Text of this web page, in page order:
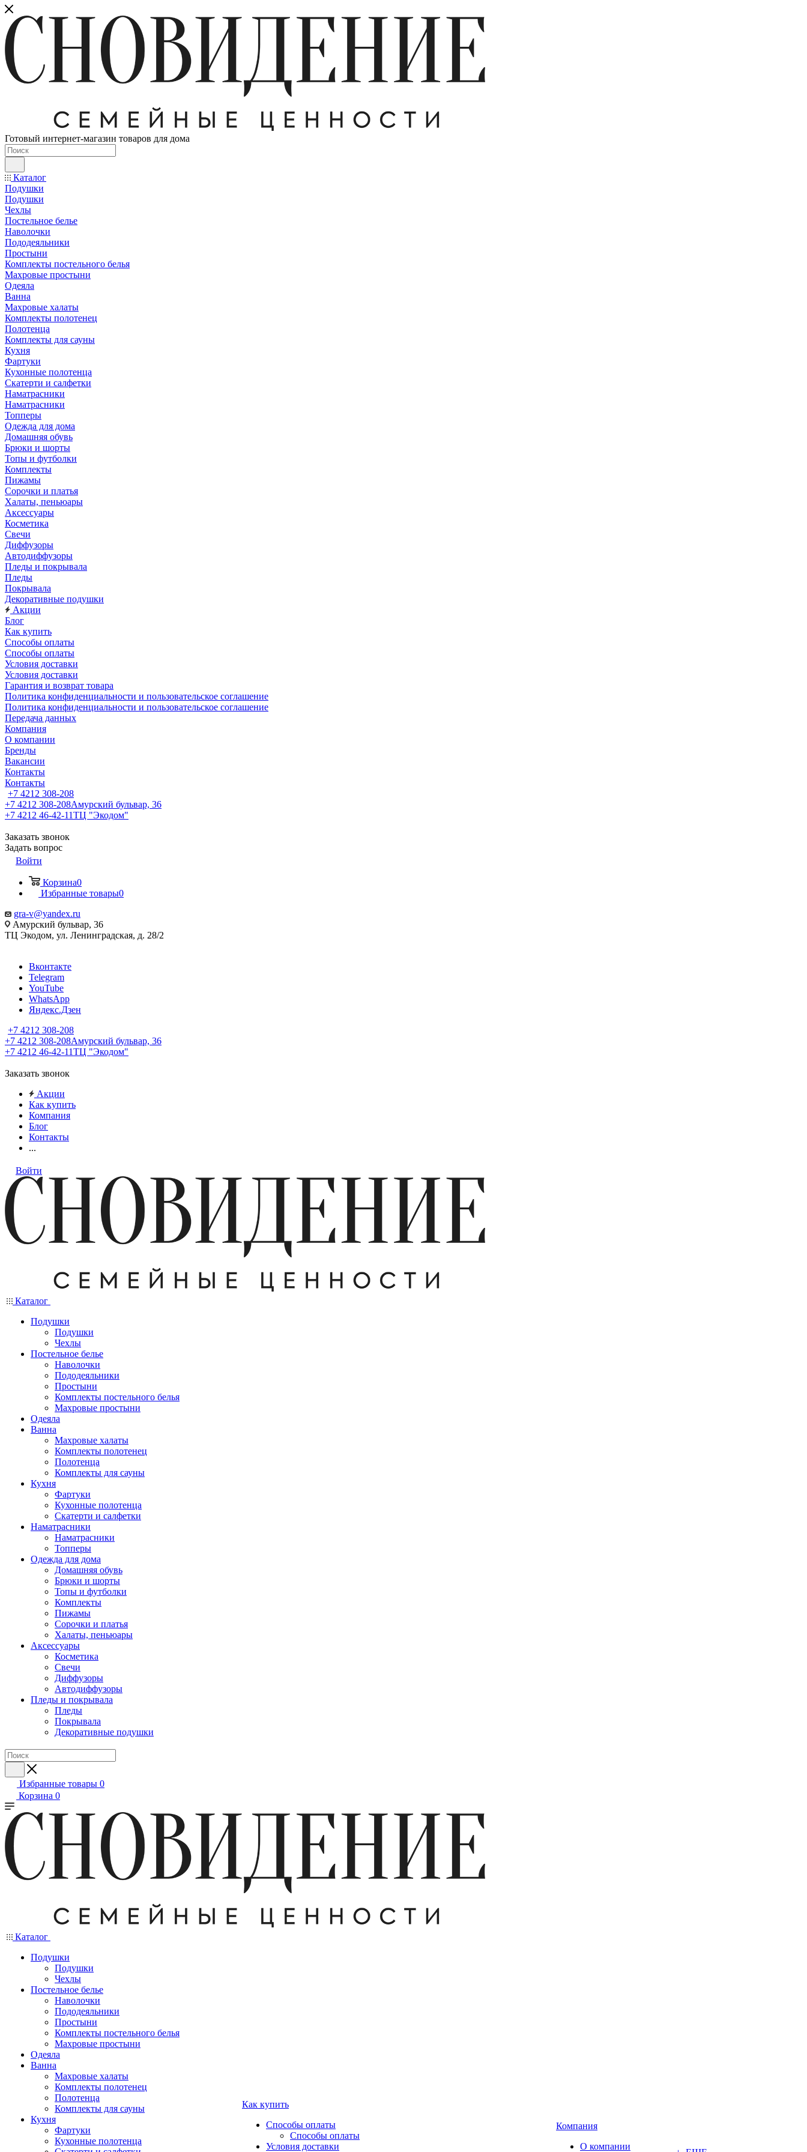
Готовый интернет-магазин товаров для дома
Каталог
Подушки
Подушки
Чехлы
Постельное белье
Наволочки
Пододеяльники
Простыни
Комплекты постельного белья
Махровые простыни
Одеяла
Ванна
Махровые халаты
Комплекты полотенец
Полотенца
Комплекты для сауны
Кухня
Фартуки
Кухонные полотенца
Скатерти и салфетки
Наматрасники
Наматрасники
Топперы
Одежда для дома
Домашняя обувь
Брюки и шорты
Топы и футболки
Комплекты
Пижамы
Сорочки и платья
Халаты, пеньюары
Аксессуары
Косметика
Свечи
Диффузоры
Автодиффузоры
Пледы и покрывала
Пледы
Покрывала
Декоративные подушки
Акции
Блог
Как купить
Способы оплаты
Способы оплаты
Условия доставки
Условия доставки
Гарантия и возврат товара
Политика конфиденциальности и пользовательское соглашение
Политика конфиденциальности и пользовательское соглашение
Передача данных
Компания
О компании
Бренды
Вакансии
Контакты
Контакты
+7 4212 308-208
+7 4212 308-208Амурский бульвар, 36
+7 4212 46-42-11ТЦ "Экодом"
Заказать звонок
Задать вопрос
Войти
Корзина0
Избранные товары0
gra-v@yandex.ru
Амурский бульвар, 36
ТЦ Экодом, ул. Ленинградская, д. 28/2
Вконтакте
Telegram
YouTube
WhatsApp
Яндекс.Дзен
+7 4212 308-208
+7 4212 308-208Амурский бульвар, 36
+7 4212 46-42-11ТЦ "Экодом"
Заказать звонок
Акции
Как купить
Компания
Блог
Контакты
...
Войти
Каталог
Подушки
Подушки
Чехлы
Постельное белье
Наволочки
Пододеяльники
Простыни
Комплекты постельного белья
Махровые простыни
Одеяла
Ванна
Махровые халаты
Комплекты полотенец
Полотенца
Комплекты для сауны
Кухня
Фартуки
Кухонные полотенца
Скатерти и салфетки
Наматрасники
Наматрасники
Топперы
Одежда для дома
Домашняя обувь
Брюки и шорты
Топы и футболки
Комплекты
Пижамы
Сорочки и платья
Халаты, пеньюары
Аксессуары
Косметика
Свечи
Диффузоры
Автодиффузоры
Пледы и покрывала
Пледы
Покрывала
Декоративные подушки
Избранные товары 0
Корзина 0
Каталог
Подушки
Подушки
Чехлы
Постельное белье
Наволочки
Пододеяльники
Простыни
Комплекты постельного белья
Махровые простыни
Одеяла
Ванна
Махровые халаты
Комплекты полотенец
Полотенца
Комплекты для сауны
Кухня
Фартуки
Кухонные полотенца
Как купить
Способы оплаты
Способы оплаты
Условия доставки
Компания
О компании